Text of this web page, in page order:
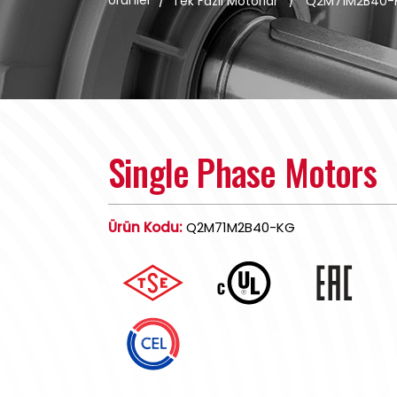
Single Phase Motors
Ürün Kodu:Q2M71M2B40-KG